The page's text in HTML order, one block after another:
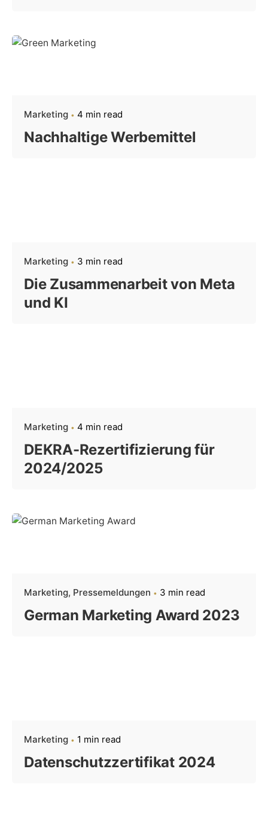
Marketing 4 min read
Nachhaltige Werbemittel
Marketing 3 min read
Die Zusammenarbeit von Meta
und KI
Marketing 4 min read
DEKRA-Rezertifizierung für
2024/2025
Marketing Pressemeldungen 3 min read
German Marketing Award 2023
Marketing 1 min read
Datenschutzzertifikat 2024